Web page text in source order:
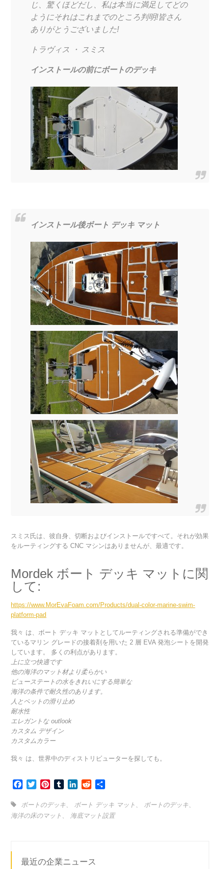
じ、驚くほどだし、私は本当に満足してどの
ようにそれはこれまでのところ判明!皆さん
ありがとうございました!
トラヴィス ・ スミス
インストールの前にボートのデッキ
インストール後ボート デッキ マット
スミス氏は、彼自身、切断およびインストールですべて。それが効果
をルーティングする CNC マシンはありませんが、最適です。
Mordek ボート デッキ マットに関
して:
https://www.MorEvaFoam.com/Products/dual-color-marine-swim-
platform-pad
我々 は、ボート デッキ マットとしてルーティングされる準備ができ
ているマリン グレードの接着剤を用いた 2 層 EVA 発泡シートを開発
しています。 多くの利点があります。
上に立つ快適です
他の海洋のマット材より柔らかい
ビューステートの水をきれいにする簡単な
海洋の条件で耐久性のあります。
人とペットの滑り止め
耐水性
エレガントな outlook
カスタム デザイン
カスタムカラー
我々 は、世界中のディストリビューターを探しても。
Facebook
TwitterPinterestTumblrLinkedInReddit
ボートのデッキ 、 ボート デッキ マット 、 ボートのデッキ 、
海洋の床のマット 、 海底マット設置
最近の企業ニュース